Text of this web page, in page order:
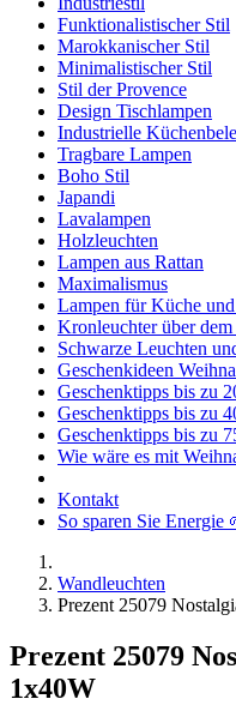
Funktionalistischer Stil
Marokkanischer Stil
Minimalistischer Stil
Stil der Provence
Design Tischlampen
Industrielle
Tragbare Lampen
Boho Stil
Japandi
Lavalampen
Holzleuchten
Lampen aus Rattan
Maximalismus
Lampen für Küche
Kronleuchter über dem
Schwarze Leuchten
Geschenkideen
Geschenktipps bis zu
Geschenktipps bis zu
Geschenktipps bis zu
Wie wäre es mit
Kontakt
So sparen Sie Energie
Wandleuchten
Prezent 25079
Prezent 25079
1x40W